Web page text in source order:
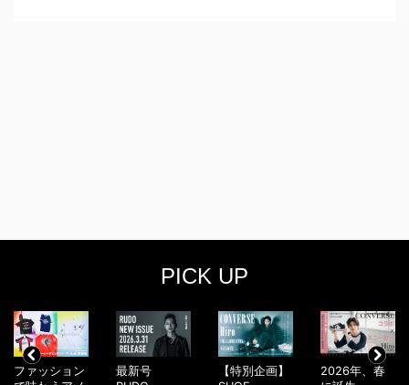
PICK UP
ファッション
最新号
【特別企画】
2026年、春